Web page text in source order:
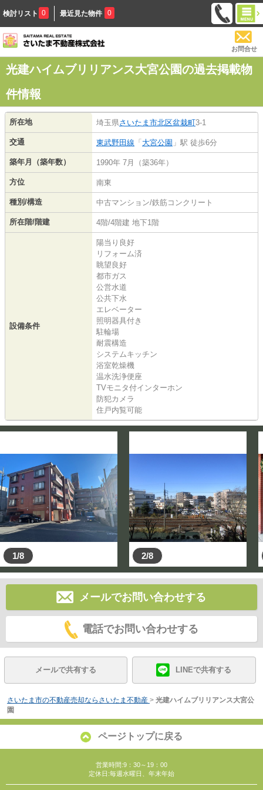
検討リスト 0 最近見た物件 0
お問合せ
光建ハイムブリリアンス大宮公園の過去掲載物
件情報
所在地 埼玉県さいたま市北区盆栽町3-1
交通 東武野田線 「 大宮公園 」駅 徒歩6分
築年月（築年数） 1990年 7月（築36年）
方位 南東
種別/構造 中古マンション/鉄筋コンクリート
所在階/階建 4階/4階建 地下1階
設備条件
陽当り良好
リフォーム済
眺望良好
都市ガス
公営水道
公共下水
エレベーター
照明器具付き
駐輪場
耐震構造
システムキッチン
浴室乾燥機
温水洗浄便座
TVモニタ付インターホン
防犯カメラ
住戸内覧可能
1/8 2/8
メールでお問い合わせする
電話でお問い合わせする
メールで共有する LINEで共有する
さいたま市の不動産売却ならさいたま不動産 > 光建ハイムブリリアンス大宮公
園
ページトップに戻る
営業時間:9：30～19：00
定休日:毎週水曜日、年末年始